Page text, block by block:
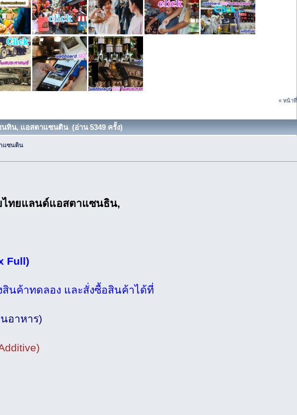
« หน้า
ทิน, แอสตาแซนติน (อ่าน 5349 ครั้ง)
แซนติน
ไทยแลนด์แอสตาแซนธิน,
Full)
นค้าทดลอง และสั่งซื้อสินค้าได้ที่
อาหาร)